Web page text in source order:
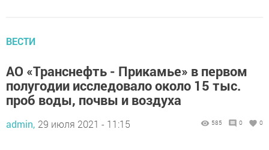
ВЕСТИ
АО «Транснефть - Прикамье» в первом
полугодии исследовало около 15 тыс.
проб воды, почвы и воздуха
admin, 29 июля 2021 - 11:15 585 0 0